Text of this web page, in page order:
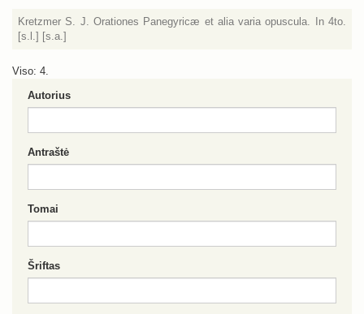
Kretzmer S. J. Orationes Panegyricæ et alia varia opuscula. In 4to.
[s.l.] [s.a.]
Viso: 4.
Autorius
Antraštė
Tomai
Šriftas